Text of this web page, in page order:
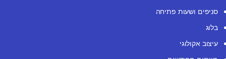
סניפים ושעות פתיחה
בלוג
עיצוב אקולוגי